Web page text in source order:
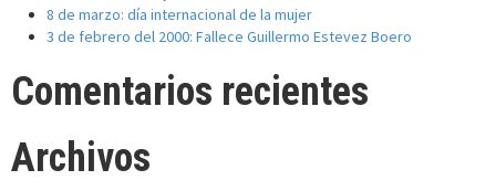
8 de marzo: día internacional de la mujer
3 de febrero del 2000: Fallece Guillermo Estevez Boero
Comentarios recientes
Archivos